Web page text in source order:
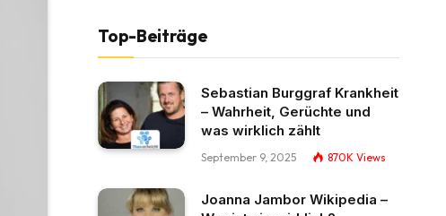
Top-Beiträge
Sebastian Burggraf Krankheit
– Wahrheit, Gerüchte und
was wirklich zählt
September 9, 2025 870K Views
Joanna Jambor Wikipedia –